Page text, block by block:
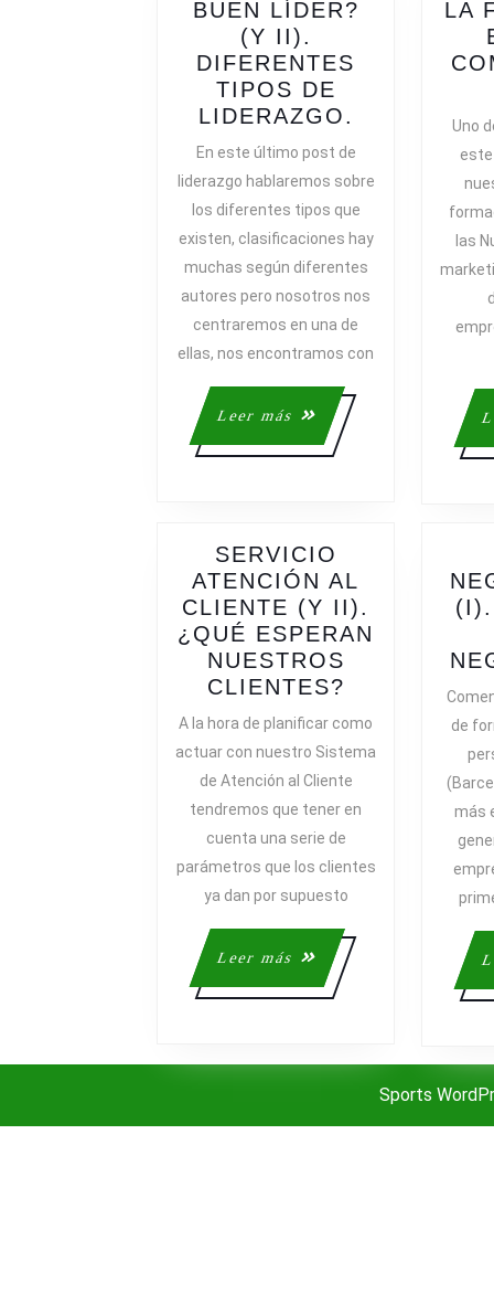
BUEN LÍDER?
(Y II).
DIFERENTES
TIPOS DE
LIDERAZGO.
BUEN
LÍDER?
(Y
II).
TIPOS
DE
En este último post de
liderazgo hablaremos sobre
los diferentes tipos que
existen, clasificaciones hay
muchas según diferentes
autores pero nosotros nos
centraremos en una de
ellas, nos encontramos con
Leer más
Leer
más
LA
Uno
las
SERVICIO
ATENCIÓN AL
CLIENTE (Y II).
¿QUÉ ESPERAN
NUESTROS
CLIENTES? SERVICIO
CLIENTE
(Y
II).
¿QUÉ
ESPERAN
NUESTROS
CLIENTES?
A la hora de planificar como
actuar con nuestro Sistema
de Atención al Cliente
tendremos que tener en
cuenta una serie de
parámetros que los clientes
ya dan por supuesto
Leer más
Leer
más
(I).
de
más
Sports